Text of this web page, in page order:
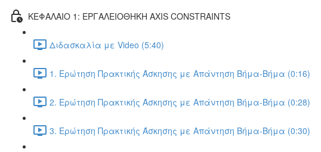
ΚΕΦΑΛΑΙΟ 1: ΕΡΓΑΛΕΙΟΘΗΚΗ AXIS CONSTRAINTS
Διδασκαλία με Video (5:40)
1. Ερώτηση Πρακτικής Άσκησης με Απάντηση Βήμα-Βήμα (0:16)
2. Ερώτηση Πρακτικής Άσκησης με Απάντηση Βήμα-Βήμα (0:28)
3. Ερώτηση Πρακτικής Άσκησης με Απάντηση Βήμα-Βήμα (0:30)